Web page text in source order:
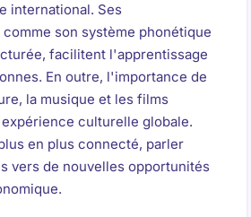
international. Ses
son système phonétique
facilitent l'apprentissage
En outre, l'importance de
la musique et les films
culturelle globale.
en plus connecté, parler
vers de nouvelles opportunités